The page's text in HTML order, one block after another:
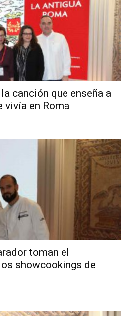
canción que enseña a
vivía en Roma
toman el
showcookings de